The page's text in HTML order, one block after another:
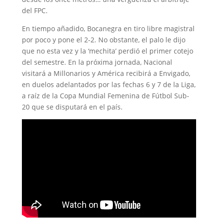
del FPC.
En tiempo añadido, Bocanegra en tiro libre magistral
por poco y pone el 2-2. No obstante, el palo le dijo
que no esta vez y la ‘mechita’ perdió el primer cotejo
del semestre. En la próxima jornada, Nacional
visitará a Millonarios y América recibirá a Envigado,
en duelos adelantados por las fechas 6 y 7 de la Liga,
a raíz de la Copa Mundial Femenina de Fútbol Sub-
20 que se disputará en el país.